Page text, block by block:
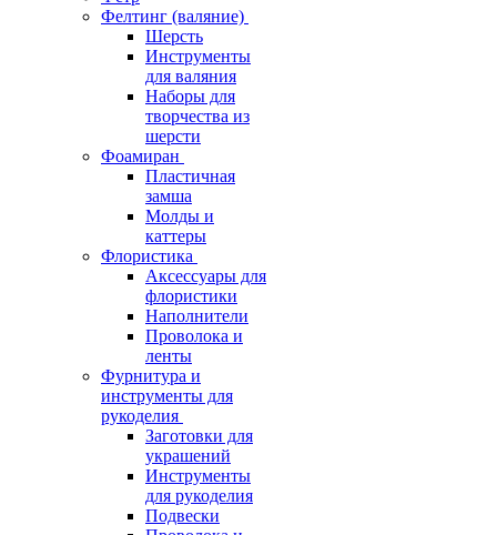
Фелтинг (валяние)
Шерсть
Инструменты
для валяния
Наборы для
творчества из
шерсти
Фоамиран
Пластичная
замша
Молды и
каттеры
Флористика
Аксессуары для
флористики
Наполнители
Проволока и
ленты
Фурнитура и
инструменты для
рукоделия
Заготовки для
украшений
Инструменты
для рукоделия
Подвески